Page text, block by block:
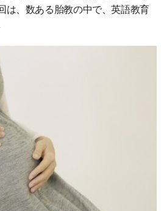
は、数ある胎教の中で、英語教育